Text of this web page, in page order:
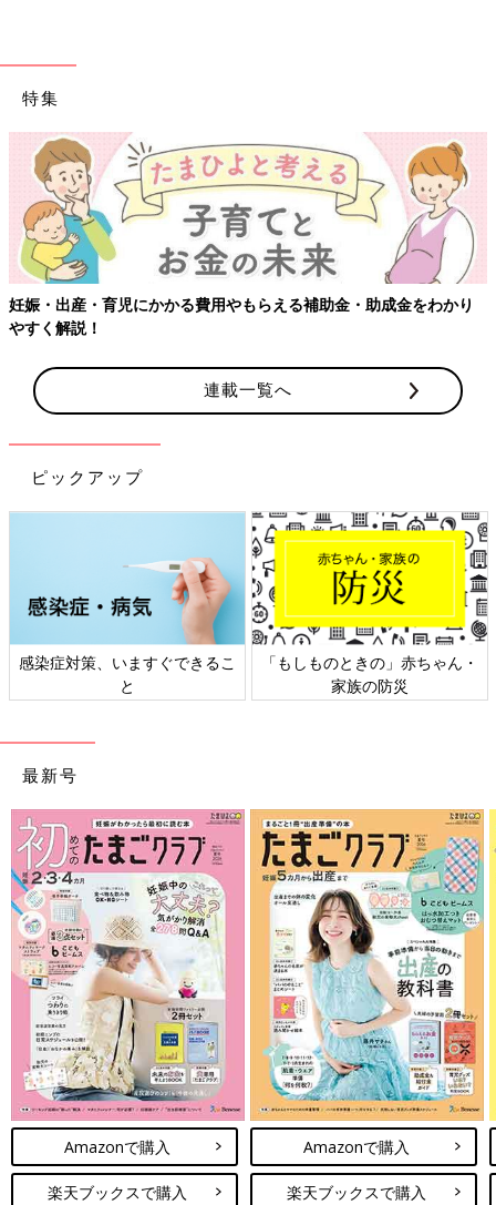
特集
・助成金をわかり
【ワクチン接種できるものも】妊婦の感染症
連載一覧へ
ピックアップ
ものときの」赤ちゃん・
日本外来小児科学会リーフレッ
ト検討会
六星
最新号
Amazonで購入
楽天ブックスで購入
Amazonで購入
楽天ブックスで購入